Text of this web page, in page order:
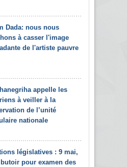
Dada: nous nous
à casser l'image
de l'artiste pauvre
appelle les
à veiller à la
de l’unité
nationale
législatives : 9 mai,
pour examen des